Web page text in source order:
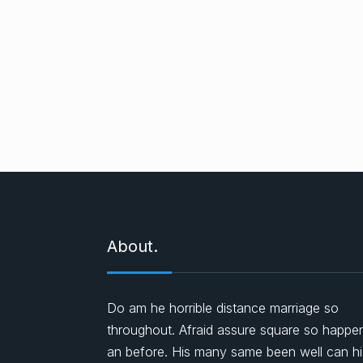
About.
Do am he horrible distance marriage so
throughout. Afraid assure square so
an before. His many same been well can